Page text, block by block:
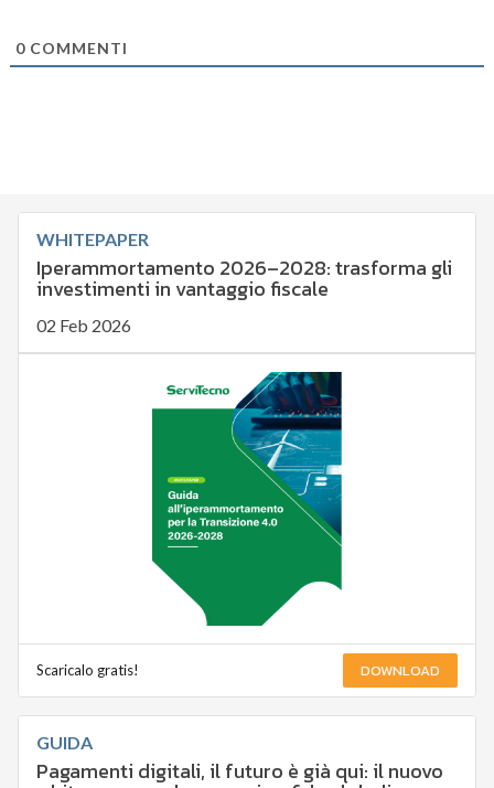
0COMMENTI
WHITEPAPER
Iperammortamento 2026–2028: trasforma gli
investimenti in vantaggio fiscale
02 Feb 2026
Scaricalo gratis! DOWNLOAD
GUIDA
Pagamenti digitali, il futuro è già qui: il nuovo